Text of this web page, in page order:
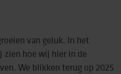
van geluk. In het
hoe wij hier in de
We blikken terug op 2025